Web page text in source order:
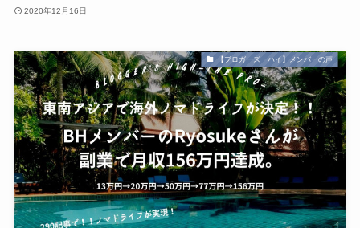
2020年12月16日
【ブロガーズ・ハイ】メンバーの声